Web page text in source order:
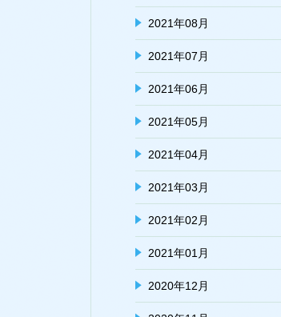
2021年08月
2021年07月
2021年06月
2021年05月
2021年04月
2021年03月
2021年02月
2021年01月
2020年12月